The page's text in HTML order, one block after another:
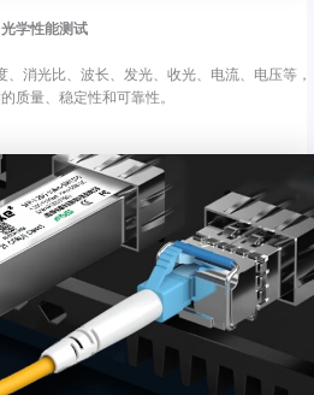
光学性能测试
消光比、波长、发光、收光、电流、电压等，
质量、稳定性和可靠性。